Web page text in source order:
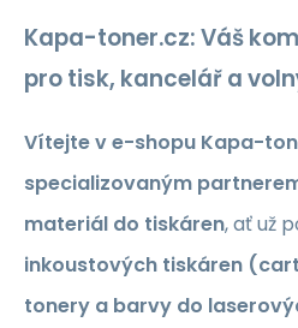
Kapa-toner.cz: Váš
pro tisk, kancelář a
Vítejte v e-shopu Kapa-
specializovaným
materiál do tiskáren, ať už
inkoustových tiskáren
tonery a barvy do